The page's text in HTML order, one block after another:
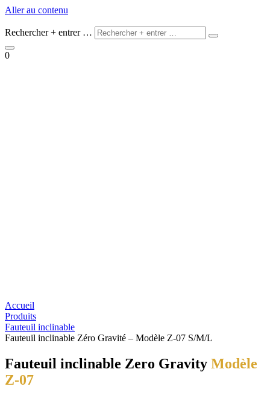
Aller au contenu
Rechercher + entrer …
0
Accueil
Produits
Fauteuil inclinable
Fauteuil inclinable Zéro Gravité – Modèle Z-07 S/M/L
Fauteuil inclinable Zero Gravity Modèle
Z-07